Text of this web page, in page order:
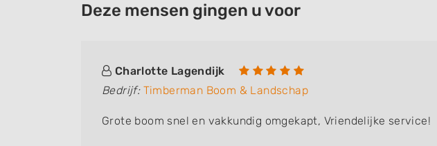
Deze mensen gingen u voor
Charlotte Lagendijk
Bedrijf: Timberman Boom & Landschap
Grote boom snel en vakkundig omgekapt, Vriendelijke service!